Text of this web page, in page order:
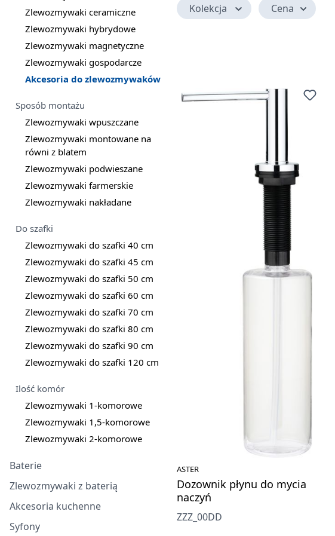
Zlewozmywaki ceramiczne
Zlewozmywaki hybrydowe
Zlewozmywaki magnetyczne
Zlewozmywaki gospodarcze
Akcesoria do zlewozmywaków
Sposób montażu
Zlewozmywaki wpuszczane
Zlewozmywaki montowane na
równi z blatem
Zlewozmywaki podwieszane
Zlewozmywaki farmerskie
Zlewozmywaki nakładane
Do szafki
Zlewozmywaki do szafki 40 cm
Zlewozmywaki do szafki 45 cm
Zlewozmywaki do szafki 50 cm
Zlewozmywaki do szafki 60 cm
Zlewozmywaki do szafki 70 cm
Zlewozmywaki do szafki 80 cm
Zlewozmywaki do szafki 90 cm
Zlewozmywaki do szafki 120 cm
Ilość komór
Zlewozmywaki 1-komorowe
Zlewozmywaki 1,5-komorowe
Zlewozmywaki 2-komorowe
Baterie
Zlewozmywaki z baterią
Akcesoria kuchenne
Syfony
Kolekcja Cena
ASTER
Dozownik płynu do mycia
naczyń
ZZZ_00DD